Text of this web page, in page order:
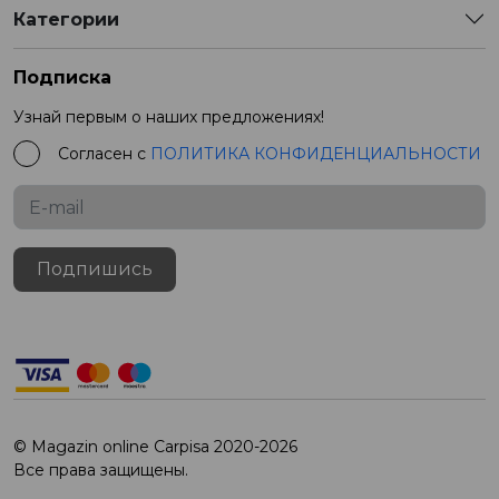
Категории
Подписка
Узнай первым о наших предложениях!
Согласен с ПОЛИТИКА КОНФИДЕНЦИАЛЬНОСТИ
Подпишись
© Magazin online Carpisa 2020-2026
Все права защищены.